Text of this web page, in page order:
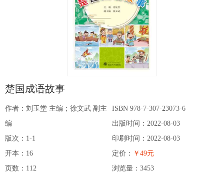
楚国成语故事
作者：刘玉堂 主编；徐文武 副主
编
版次：1-1
开本：16
页数：112
ISBN 978-7-307-23073-6
出版时间：2022-08-03
印刷时间：2022-08-03
定价： ￥49元
浏览量： 3453